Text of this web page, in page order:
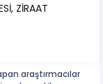
ZİRAAT
araştırmacılar